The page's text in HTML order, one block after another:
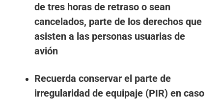
de tres horas de retraso o sean
cancelados, parte de los derechos que
asisten a las personas usuarias de
avión
Recuerda conservar el parte de
irregularidad de equipaje (PIR) en caso